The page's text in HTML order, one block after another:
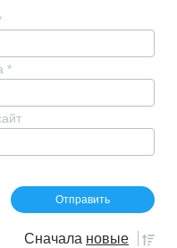
*
Сначала новые